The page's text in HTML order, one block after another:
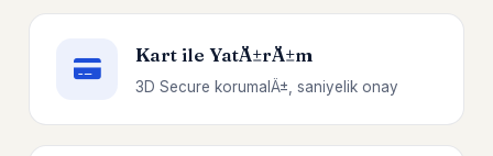
Kart ile YatÄ±rÄ±m
3D Secure korumalÄ±, saniyelik onay